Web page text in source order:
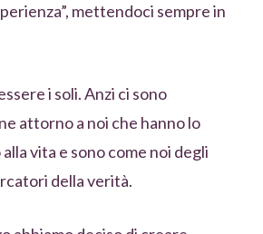
mettendoci sempre in
i soli. Anzi ci sono
attorno a noi che hanno lo
vita e sono come noi degli
della verità.